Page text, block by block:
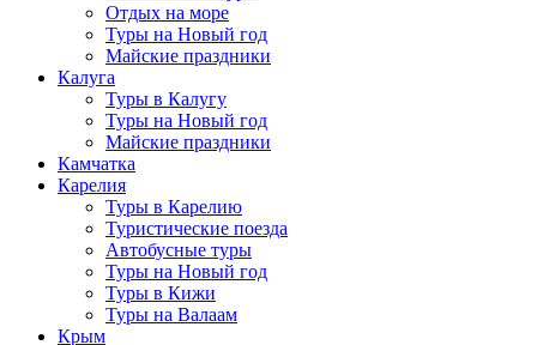
Отдых на море
Туры на Новый год
Майские праздники
Калуга
Туры в Калугу
Туры на Новый год
Майские праздники
Камчатка
Карелия
Туры в Карелию
Туристические поезда
Автобусные туры
Туры на Новый год
Туры в Кижи
Туры на Валаам
Крым